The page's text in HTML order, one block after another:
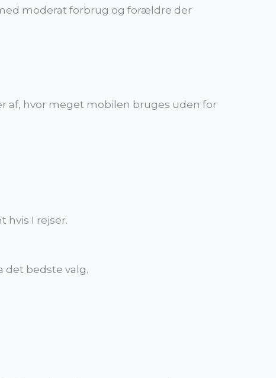
moderat forbrug og forældre der
hvor meget mobilen bruges uden for
hvis I rejser.
det bedste valg.